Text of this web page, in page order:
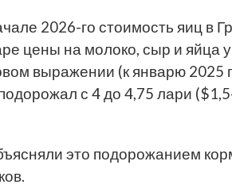
2026-го стоимость яиц в
цены на молоко, сыр и яйца
выражении (к январю 2025
с 4 до 4,75 лари
это подорожанием